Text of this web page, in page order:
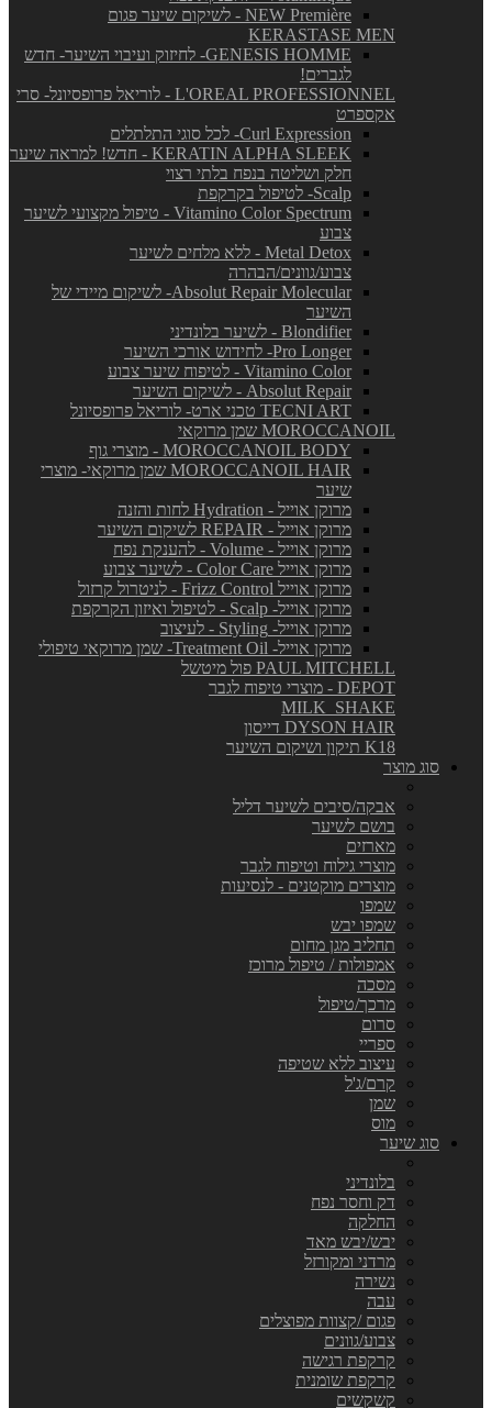
NEW Première - לשיקום שיער פגום
KERASTASE MEN
GENESIS HOMME- לחיזוק ועיבוי השיער- חדש
לגברים!
L'OREAL PROFESSIONNEL - לוריאל פרופסיונל- סרי
אקספרט
Curl Expression- לכל סוגי התלתלים
KERATIN ALPHA SLEEK - חדש! למראה שיער
חלק ושליטה בנפח בלתי רצוי
Scalp- לטיפול בקרקפת
Vitamino Color Spectrum - טיפול מקצועי לשיער
צבוע
Metal Detox - ללא מלחים לשיער
צבוע/גוונים/הבהרה
Absolut Repair Molecular- לשיקום מיידי של
השיער
Blondifier - לשיער בלונדיני
Pro Longer- לחידוש אורכי השיער
Vitamino Color - לטיפוח שיער צבוע
Absolut Repair - לשיקום השיער
TECNI ART טכני ארט- לוריאל פרופסיונל
MOROCCANOIL שמן מרוקאי
MOROCCANOIL BODY - מוצרי גוף
MOROCCANOIL HAIR שמן מרוקאי- מוצרי
שיער
מרוקן אוייל - Hydration לחות והזנה
מרוקן אוייל - REPAIR לשיקום השיער
מרוקן אוייל - Volume - להענקת נפח
מרוקן אוייל Color Care - לשיער צבוע
מרוקן אוייל Frizz Control - לניטרול קרזול
מרוקן אוייל- Scalp - לטיפול ואיזון הקרקפת
מרוקן אוייל- Styling - לעיצוב
מרוקן אוייל- Treatment Oil- שמן מרוקאי טיפולי
PAUL MITCHELL פול מיטשל
DEPOT - מוצרי טיפוח לגבר
MILK_SHAKE
DYSON HAIR דייסון
K18 תיקון ושיקום השיער
סוג מוצר
אבקה/סיבים לשיער דליל
בושם לשיער
מארזים
מוצרי גילוח וטיפוח לגבר
מוצרים מוקטנים - לנסיעות
שמפו
שמפו יבש
תחליב מגן מחום
אמפולות / טיפול מרוכז
מסכה
מרכך/טיפול
סרום
ספריי
עיצוב ללא שטיפה
קרם/ג'ל
שמן
מוס
סוג שיער
בלונדיני
דק וחסר נפח
החלקה
יבש/יבש מאד
מרדני ומקורזל
נשירה
עבה
פגום /קצוות מפוצלים
צבוע/גוונים
קרקפת רגישה
קרקפת שומנית
קשקשים